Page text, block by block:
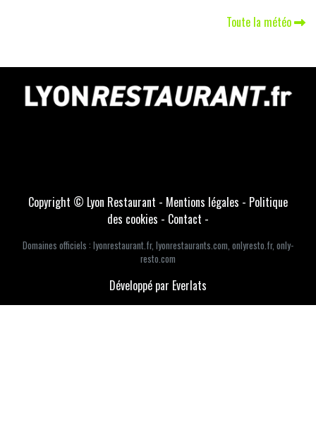
Toute la météo
Copyright © Lyon Restaurant - Mentions légales - Politique
des cookies - Contact -
Domaines officiels : lyonrestaurant.fr, lyonrestaurants.com onlyresto.fr, only-
resto.com
Développé par Everlats